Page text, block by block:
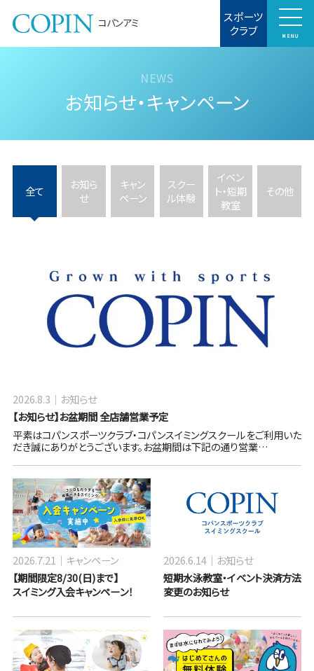
コパンアミ スポーツ
クラブ MENU
お知らせ・キャンペーン
全て
お知ら
せ
キャン
ペーン
スクー
ル体験
イベン
ト・短期
教室
その他
【お知らせ】お盆期間 全店舗営業予定
2026.8.3 お知らせ
平素はコパンスポーツクラブ・コパンスイミングスクールをご利用いた
だき誠にありがとうございます。お盆期間は下記の通り営業…
【期間限定8/30(日)まで】
スイミング入会キャンペーン！
2026.7.21
キャンペーン
短期水泳教室・イベント決済方法
変更のお知らせ
2026.6.14 お知らせ